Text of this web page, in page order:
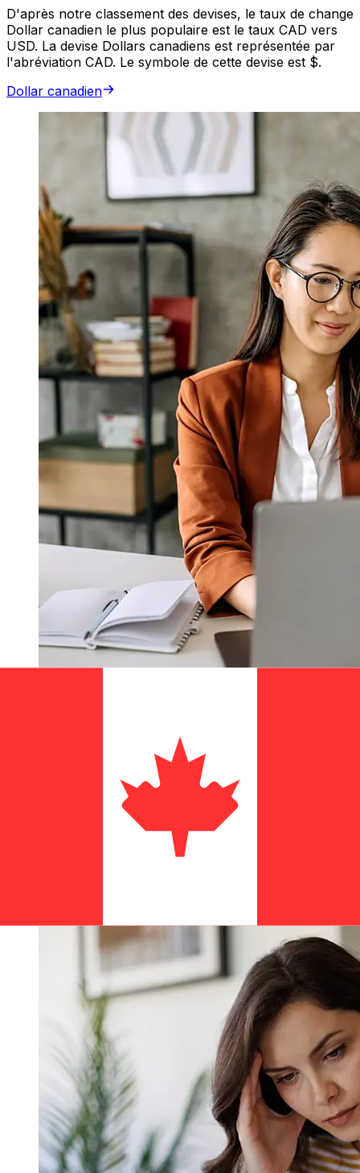
D'après notre classement des devises, le taux de change
Dollar canadien le plus populaire est le taux CAD vers
USD. La devise Dollars canadiens est représentée par
l'abréviation CAD. Le symbole de cette devise est $.
Dollar canadien
Les délais de livraison pour les transferts internationaux
avec Komercni banka de République tchèque à Canada
varient selon le mode de paiement et le moment de la
transaction. En général, les virements bancaires
internationaux prennent de 1 à 5 jours ouvrables. Des
facteurs tels que les jours fériés bancaires et les
contrôles de sécurité peuvent également influencer la